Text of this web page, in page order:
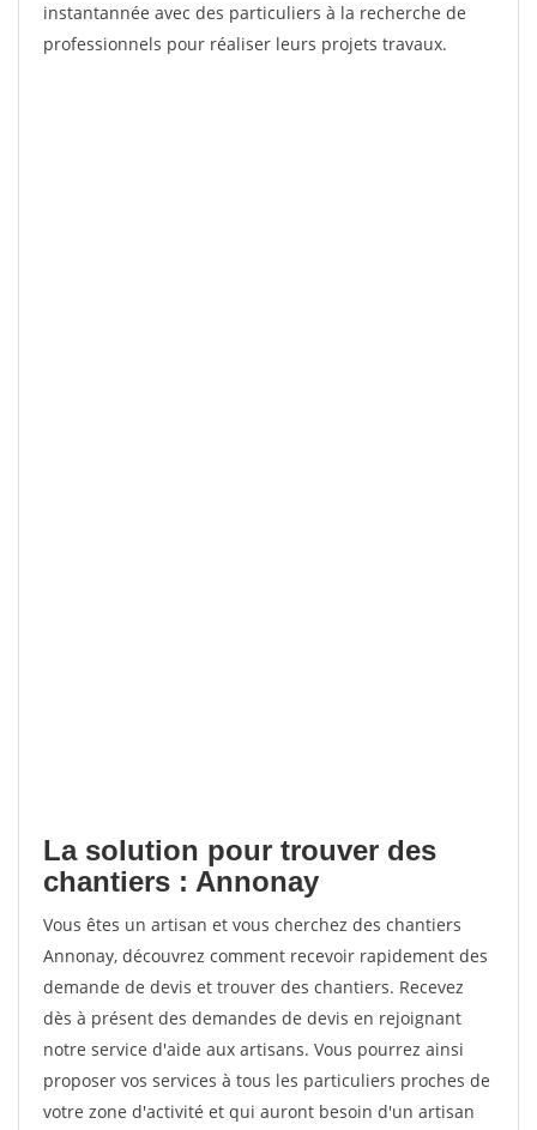
instantannée avec des particuliers à la recherche de
professionnels pour réaliser leurs projets travaux.
La solution pour trouver des
chantiers : Annonay
Vous êtes un artisan et vous cherchez des chantiers
Annonay, découvrez comment recevoir rapidement des
demande de devis et trouver des chantiers. Recevez
dès à présent des demandes de devis en rejoignant
notre service d'aide aux artisans. Vous pourrez ainsi
proposer vos services à tous les particuliers proches de
votre zone d'activité et qui auront besoin d'un artisan